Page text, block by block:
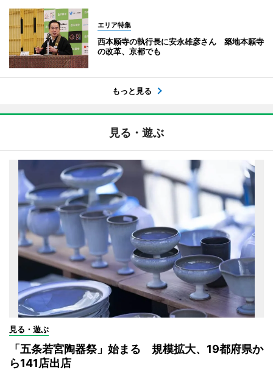
エリア特集
西本願寺の執行長に安永雄彦さん 築地本願寺
の改革、京都でも
もっと見る
見る・遊ぶ
見る・遊ぶ
「五条若宮陶器祭」始まる 規模拡大、19都府県か
ら141店出店